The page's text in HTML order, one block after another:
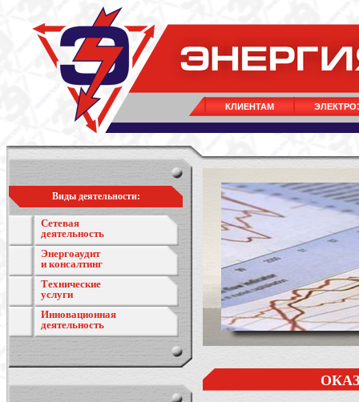
КЛИЕНТАМ
Виды деятельности:
Сетевая
деятельность
Энергоаудит
и консалтинг
Технические
услуги
Инновационная
деятельность